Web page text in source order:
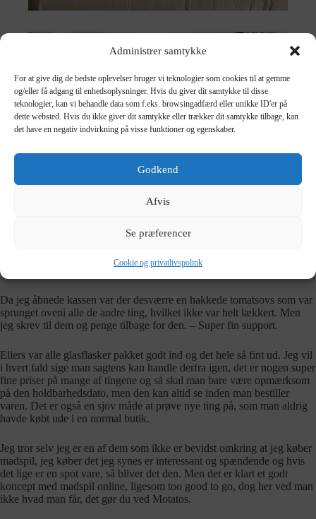
Administrer samtykke
For at give dig de bedste oplevelser bruger vi teknologier som cookies til at gemme
og/eller få adgang til enhedsoplysninger. Hvis du giver dit samtykke til disse
teknologier, kan vi behandle data som f.eks. browsingadfærd eller unikke ID'er på
dette websted. Hvis du ikke giver dit samtykke eller trækker dit samtykke tilbage, kan
det have en negativ indvirkning på visse funktioner og egenskaber.
Godkend
Afvis
Se præferencer
Cookie og privatlivspolitik
tænkte at jeg ville prøve hjemmesiden. Mit førstehånds indtryk var at
varerne blev leveret hurtigt og lige til døren hvilket var dejligt.
Da jeg åbnede kassen var der desværre en hakkede tomatsovs som var
sprunget oveni alle de andre ting, hvilket ikke var helt lækkert. Men
jeg skrev til dem og penge tilbage for den. – Super fin support.
Ellers var alle glasflasker pakket godt ind og det hele så fint ud. Jeg vil
i hvert fald sige man sagtens kan handle derfra igen, det er nogen super
fine priser på mange af tingene og så skal man bare være opmærksom
på den holdbarhedsdato, men den kan altid se inden man bestiller
varen. Det er også en sjov måde at prøve nye ting på, som man aldrig
havde købt ude i en normal butik.
Jeg tror selv jeg er en af dem som ikke er bevidst omkring at jeg køber
madspil, jeg køber det jeg synes er interessant og spændende og hvis
det lige er en spot vare, så bliver det den. Men det er klart et godt
koncept med madspil online, ligesom too good to go, dog her ved man
ikke hvad man får, det gør du ved Motatos.